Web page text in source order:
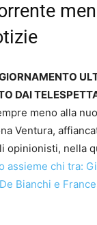
DAI
meno alla
Ventura,
opinionisti, nella
assieme chi tra:
Bianchi e